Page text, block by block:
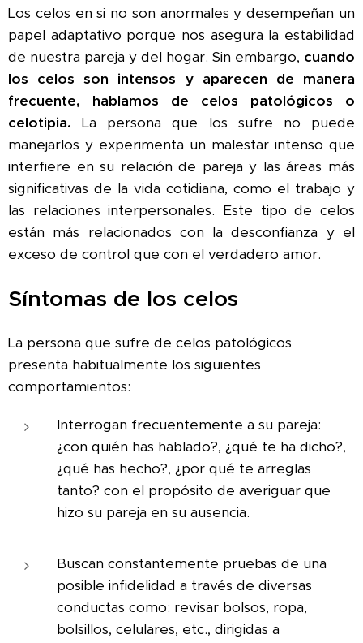
Los celos en si no son anormales y desempeñan un
papel adaptativo porque nos asegura la estabilidad
de nuestra pareja y del hogar. Sin embargo, cuando
los celos son intensos y aparecen de manera
frecuente, hablamos de celos patológicos o
celotipia. La persona que los sufre no puede
manejarlos y experimenta un malestar intenso que
interfiere en su relación de pareja y las áreas más
significativas de la vida cotidiana, como el trabajo y
las relaciones interpersonales. Este tipo de celos
están más relacionados con la desconfianza y el
exceso de control que con el verdadero amor.
Síntomas de los celos
La persona que sufre de celos patológicos
presenta habitualmente los siguientes
comportamientos:
Interrogan frecuentemente a su pareja:
¿con quién has hablado?, ¿qué te ha dicho?,
¿qué has hecho?, ¿por qué te arreglas
tanto? con el propósito de averiguar que
hizo su pareja en su ausencia.
Buscan constantemente pruebas de una
posible infidelidad a través de diversas
conductas como: revisar bolsos, ropa,
bolsillos, celulares, etc., dirigidas a